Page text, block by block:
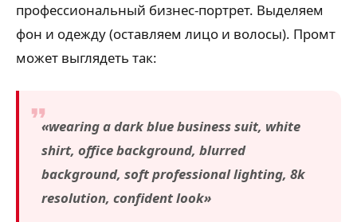
профессиональный бизнес-портрет. Выделяем
фон и одежду (оставляем лицо и волосы). Промт
может выглядеть так:
«wearing a dark blue business suit, white
shirt, office background, blurred
background, soft professional lighting, 8k
resolution, confident look»